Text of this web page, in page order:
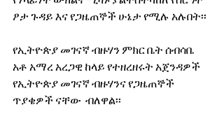
ፆታ ጉዳይ እና የጋዜጠኞች ሁኔታ የሚሉ አሉበት፡፡
የኢትዮጵያ መገናኛ ብዙሃን ምክር ቤት ሰብሳቤ
አቶ አማረ አረጋዊ ከላይ የተዘረዘሩት አጀንዳዎች
የኢትዮጵያ መገናኛ ብዙሃንና የጋዜጠኞች
ጥያቄዎች ናቸው  ብለዋል፡፡